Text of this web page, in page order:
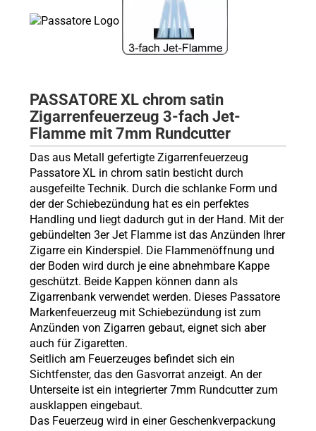
PASSATORE XL chrom satin
Zigarrenfeuerzeug 3-fach Jet-
Flamme mit 7mm Rundcutter
Das aus Metall gefertigte Zigarrenfeuerzeug
Passatore XL in chrom satin besticht durch
ausgefeilte Technik. Durch die schlanke Form und
der der Schiebezündung hat es ein perfektes
Handling und liegt dadurch gut in der Hand. Mit der
gebündelten 3er Jet Flamme ist das Anzünden Ihrer
Zigarre ein Kinderspiel. Die Flammenöffnung und
der Boden wird durch je eine abnehmbare Kappe
geschützt. Beide Kappen können dann als
Zigarrenbank verwendet werden. Dieses Passatore
Markenfeuerzeug mit Schiebezündung ist zum
Anzünden von Zigarren gebaut, eignet sich aber
auch für Zigaretten.
Seitlich am Feuerzeuges befindet sich ein
Sichtfenster, das den Gasvorrat anzeigt. An der
Unterseite ist ein integrierter 7mm Rundcutter zum
ausklappen eingebaut.
Das Feuerzeug wird in einer Geschenkverpackung